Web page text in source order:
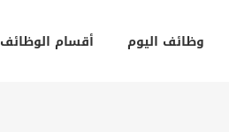
وظائف اليوم أقسام الوظائف